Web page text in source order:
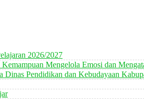
2026/2027
Mengelola Emosi dan
Pendidikan dan Kebudayaan